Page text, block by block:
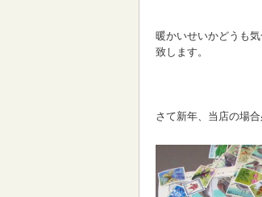
暖かいせいかどうも
致します。
さて新年、当店の場合